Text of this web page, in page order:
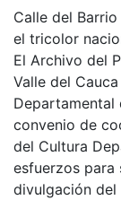
Calle del
el tricolor
El Archivo del
Valle del
Departamental
convenio de
del Cultura
esfuerzos para
divulgación del